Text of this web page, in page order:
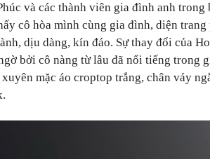
và các thành viên gia đình anh trong
cô hòa mình cùng gia đình, diện
dịu dàng, kín đáo. Sự thay đổi của
bởi cô nàng từ lâu đã nổi tiếng trong
mặc áo croptop trắng, chân váy